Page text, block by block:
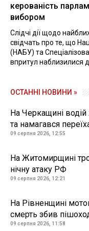
керованість
вибором
Слідчі дії щодо
свідчать про те, що
(НАБУ) та
впритул наблизилися
ОСТАННІ НОВИНИ »
На Черкащині
та намагався
09 серпня 2026, 12:55
На Житомирщині
нічну атаку РФ
09 серпня 2026, 12:21
На Рівненщині
смерть збив
09 серпня 2026, 11:58